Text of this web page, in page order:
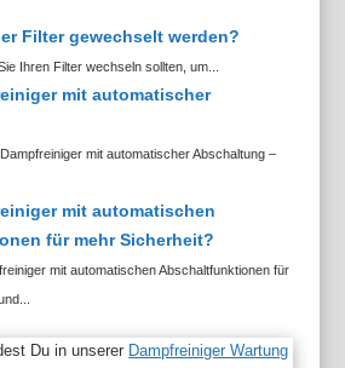
Filter gewechselt werden?
Ihren Filter wechseln sollten, um...
mit automatischer
mit automatischer Abschaltung –
mit automatischen
für mehr Sicherheit?
mit automatischen Abschaltfunktionen für
Du in unserer Dampfreiniger Wartung